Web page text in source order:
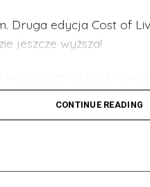
Druga edycja Cost of
jeszcze wyższa!
wiosną 2023. Będzie to
władze planują
CONTINUE READING